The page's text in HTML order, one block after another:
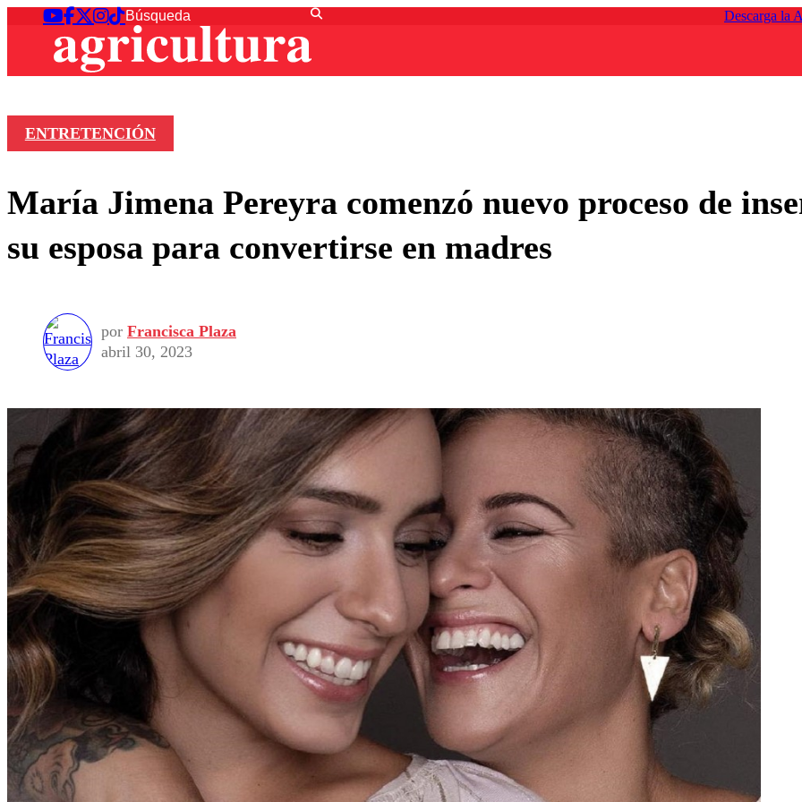
Descarga la
ENTRETENCIÓN
María Jimena Pereyra comenzó nuevo proceso de
su esposa para convertirse en madres
por Francisca Plaza
abril 30, 2023